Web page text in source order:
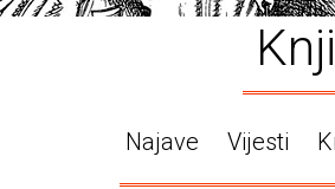
Najave Vijesti